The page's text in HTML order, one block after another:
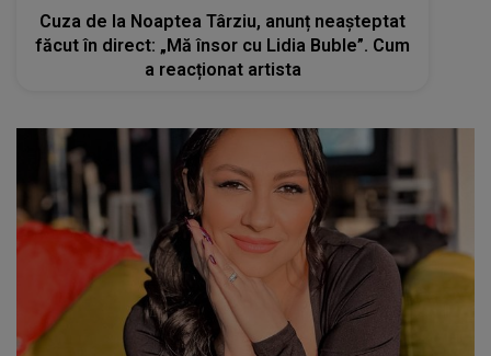
Cuza de la Noaptea Târziu, anunț neașteptat
făcut în direct: „Mă însor cu Lidia Buble”. Cum
a reacționat artista